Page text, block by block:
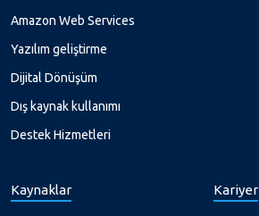
Amazon Web Services
Yazılım geliştirme
Dijital Dönüşüm
Dış kaynak kullanımı
Destek Hizmetleri
Kaynaklar Kariyer